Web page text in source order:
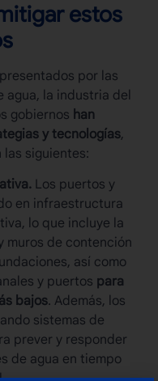
estos
por las
agua, la industria del
gobiernos han
y tecnologías,
siguientes:
Los puertos y
en infraestructura
lo que incluye la
muros de contención
así como
y puertos para
bajos. Además, los
sistemas de
prever y responder
de agua en tiempo